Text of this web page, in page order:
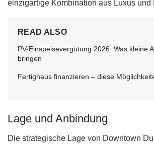
einzigartige Kombination aus Luxus und
READ ALSO
PV-Einspeisevergütung 2026: Was kleine
bringen
Fertighaus finanzieren – diese
Lage und Anbindung
Die strategische Lage von Downtown